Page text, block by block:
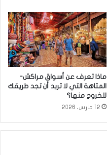
ماذا تعرف عن أسواق مراكش-
المتاهة التي لا تريد أن تجد طريقك
للخروج منها؟
12 مارس، 2026